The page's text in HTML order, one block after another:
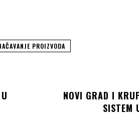
PROIZVODA
NOVI GRAD I
SISTEM